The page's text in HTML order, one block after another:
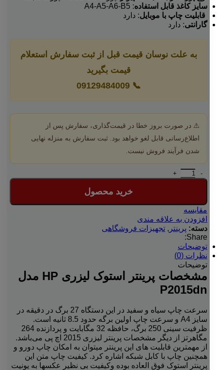
سایز کاغذ قابل استفاده: A4-A5-A6-B5
قابلیت چاپ با موبایل: دارد
گارانتی: دارد
به علت نوسان قیمت قبل از ثبت سفارش استعلام
قیمت بگیرید
📞
09129484009
⚠️ در صورت بروز خطا در قیمت‌گذاری، سفارش پس از
اطلاع‌رسانی قابل لغو خواهد بود. ثبت سفارش به منزله نهایی
شدن فرآیند فروش نیست.
پرینتر استوک لیزری اچ پی مدل HP P2015dn عدد
خرید محصول
مقایسه
افزودن به علاقه مندی
دسته: پرینتر , تجهیزات فروشگاهی
Share:
توضیحات
نظرات (0)
توضیحات
مشخصات پرینتر استوک لیزری HP مدل
P2015dn
سرعت چاپ سیاه و سفید در این دستگاه 27 برگ در دقیقه در
سایز A4 و سرعت چاپ اولین برگه حدود 8.5 ثانیه است.
ظرفیت سینی 250 برگ، حافظه 32 مگابایت و پردازنده 264
مگاهرتز از دیگر مشخصات پرینتر لیزری 2015 اچ پی می‌باشد.
از مهمترین قابلیت های این پرینتر میتوان به امکان چاپ دورو و
همچنین چاپ با کابل شبکه اشاره کرد. کیفیت چاپ متن این
پرینتر استوک فوق العاده بوده وکیفیت بی نظیر عکسها به یونیت